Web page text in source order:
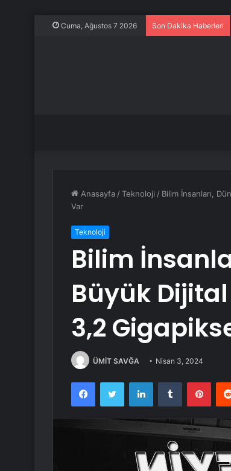
Cuma, Ağustos 7 2026 Son Dakika Haberleri
Anasayfa /Teknoloji / Bilim İnsanları,
Var
Teknoloji
Bilim
Büyük Dijital
3,2
ÜMİT SAVĞA Nisan 3, 2024
FacebookTwitter LinkedInTumblr